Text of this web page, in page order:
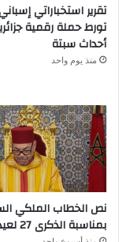
تقرير استخباراتي
تورط حملة رقمية
أحداث سبتة
منذ يوم واحد
نص الخطاب الملكي
بمناسبة الذكرى 27 لعيد العرش